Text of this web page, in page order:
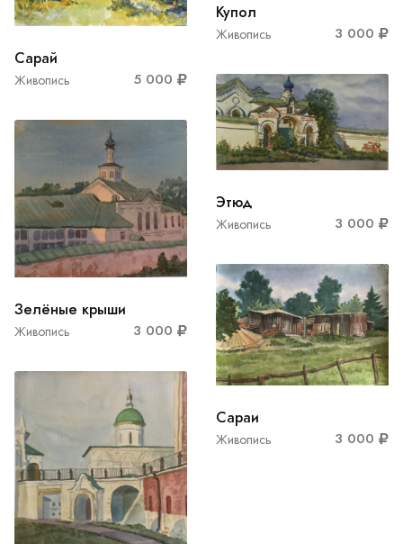
Сарай
Живопись 5 000
Зелёные крыши
Живопись 3 000
Купол
Живопись 3 000
Этюд
Живопись 3 000
Сараи
Живопись 3 000